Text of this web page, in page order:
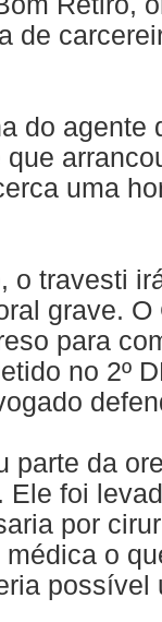
de
do agente
uma
o travesti
grave. O
para
no 2º
parte da
Ele foi
por
o
possível